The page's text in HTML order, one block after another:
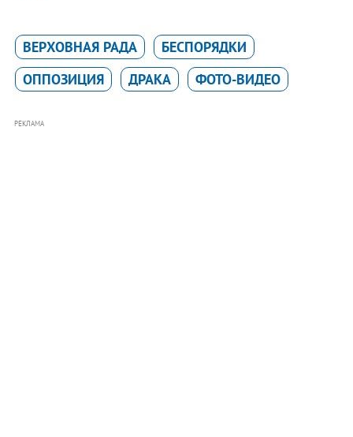
ВЕРХОВНАЯ РАДА
БЕСПОРЯДКИ
ОППОЗИЦИЯ
ДРАКА ФОТО-ВИДЕО
РЕКЛАМА